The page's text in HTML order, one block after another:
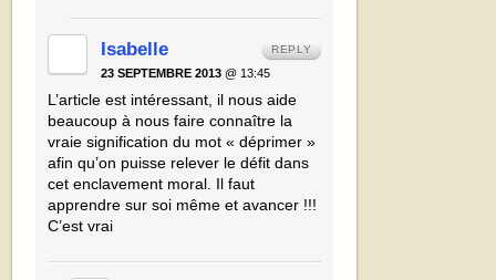
Isabelle
23 SEPTEMBRE 2013 @ 13:45
L’article est intéressant, il nous aide
beaucoup à nous faire connaître la
vraie signification du mot « déprimer »
afin qu’on puisse relever le défit dans
cet enclavement moral. Il faut
apprendre sur soi même et avancer !!!
C’est vrai
REPLY